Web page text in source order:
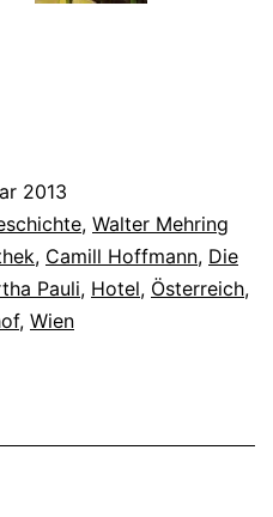
2013
, Walter Mehring
, Camill Hoffmann, Die
Pauli, Hotel, Österreich,
, Wien